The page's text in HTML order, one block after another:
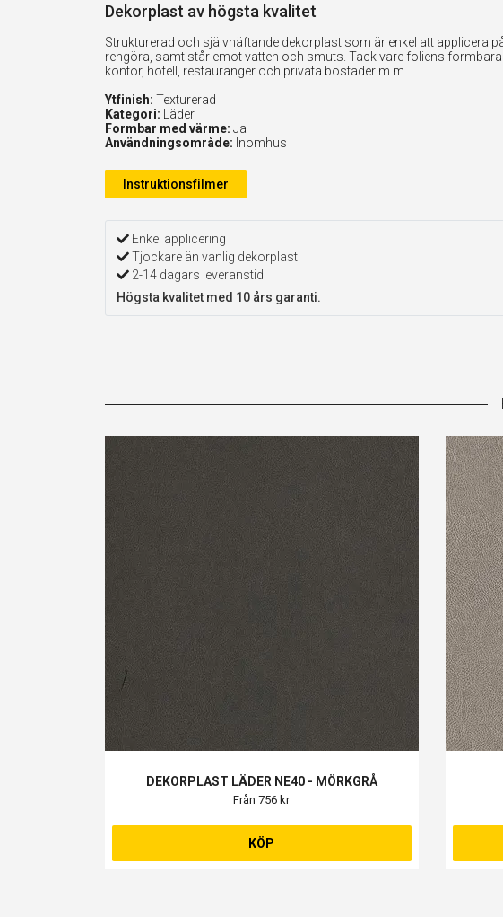
Dekorplast av högsta kvalitet
Strukturerad och självhäftande dekorplast som är enkel att applicera
rengöra, samt står emot vatten och smuts. Tack vare foliens
kontor, hotell, restauranger och privata bostäder m.m.
Ytfinish: Texturerad
Kategori: Läder
Formbar med värme: Ja
Användningsområde: Inomhus
Instruktionsfilmer
Enkel applicering
Tjockare än vanlig dekorplast
2-14 dagars leveranstid
Högsta kvalitet med 10 års garanti.
DEKORPLAST LÄDER NE40 - MÖRKGRÅ
Från 756 kr
KÖP